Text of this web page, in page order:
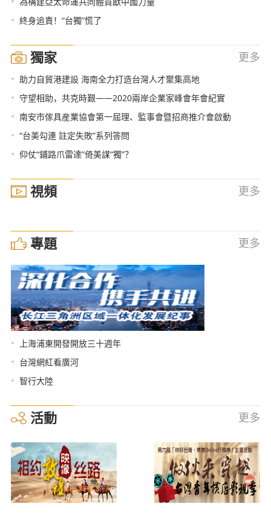
• 終身追責！“台獨”慌了
獨家 更多
• 助力自貿港建設 海南全力打造台灣人才聚集高地
• 守望相助，共克時艱——2020兩岸企業家峰會年會紀實
• 南安市傢具産業協會第一屆理、監事會暨招商推介會啟動
• “台美勾連 註定失敗”系列答問
• 仰仗“鋪路爪雷達”倚美謀“獨”？
視頻 更多
專題 更多
• 上海浦東開發開放三十週年
• 台灣網紅看廣河
• 智行大陸
活動 更多